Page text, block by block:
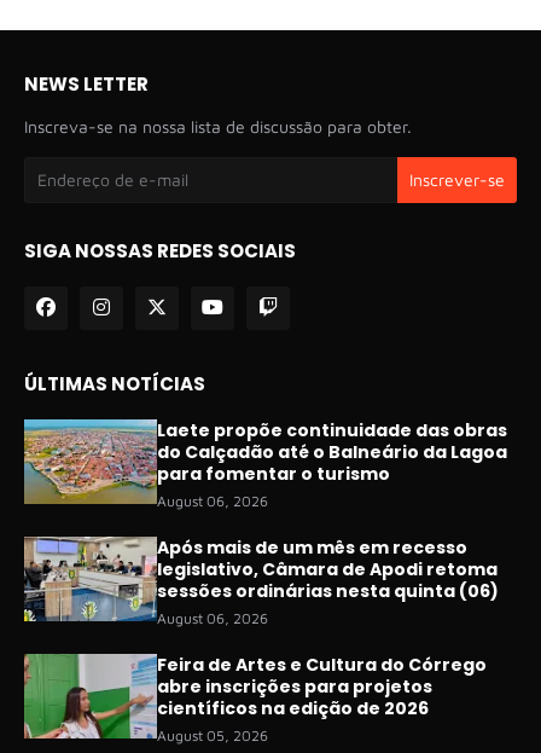
NEWS LETTER
Inscreva-se na nossa lista de discussão para obter.
SIGA NOSSAS REDES SOCIAIS
ÚLTIMAS NOTÍCIAS
Laete propõe continuidade das obras
do Calçadão até o Balneário da Lagoa
para fomentar o turismo
August 06, 2026
Após mais de um mês em recesso
legislativo, Câmara de Apodi retoma
sessões ordinárias nesta quinta (06)
August 06, 2026
Feira de Artes e Cultura do Córrego
abre inscrições para projetos
científicos na edição de 2026
August 05, 2026